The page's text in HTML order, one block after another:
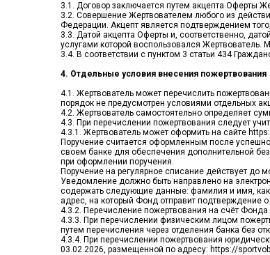
3.1. Договор заключается путем акцепта Оферты
3.2. Совершение Жертвователем любого из
Федерации. Акцепт является подтверждением
3.3. Датой акцепта Оферты и, соответственно,
услугами которой воспользовался
3.4. В соответствии с пунктом 3 статьи 434
4. Отдельные условия внесения пожертвования
4.1. Жертвователь может перечислить
порядок не предусмотрен условиями отдельных
4.2. Жертвователь самостоятельно определяет
4.3. При перечислении пожертвования следует
4.3.1. Жертвователь может оформить на сайте
Поручение считается оформленным после
своем банке для обеспечения дополнительной
при оформлении поручения.
Поручение на регулярное списание действует
Уведомление должно быть направлено на
содержать следующие данные: фамилия и имя, как
адрес, на который Фонд отправит подтверждение
4.3.2. Перечисление пожертвования на счёт
4.3.3. При перечислении физическим лицом
путем перечисления через отделения банка без
4.3.4. При перечислении пожертвования
03.02.2026, размещенной по адресу: https://